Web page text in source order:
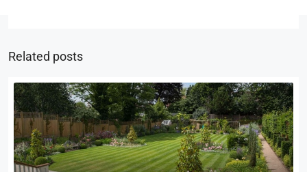
Related posts